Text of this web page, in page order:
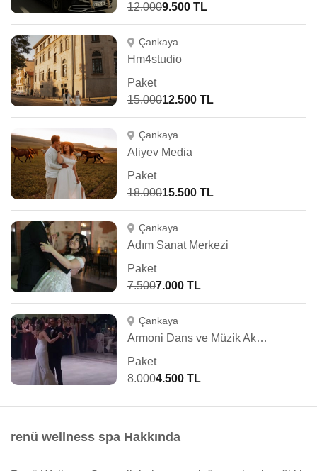
12.0009.500 TL
Çankaya
Hm4studio
Paket
15.00012.500 TL
Çankaya
Aliyev Media
Paket
18.00015.500 TL
Çankaya
Adım Sanat Merkezi
Paket
7.5007.000 TL
Çankaya
Armoni Dans ve Müzik Akademisi
Paket
8.0004.500 TL
renü wellness spa Hakkında